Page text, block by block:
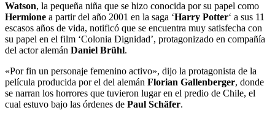
Watson, la pequeña niña que se hizo conocida por su papel como
Hermione a partir del año 2001 en la saga ‘Harry Potter‘ a sus 11
escasos años de vida, notificó que se encuentra muy satisfecha con
su papel en el film ‘Colonia Dignidad’, protagonizado en compañía
del actor alemán Daniel Brühl.
«Por fin un personaje femenino activo», dijo la protagonista de la
película producida por el del alemán Florian Gallenberger, donde
se narran los horrores que tuvieron lugar en el predio de Chile, el
cual estuvo bajo las órdenes de Paul Schäfer.